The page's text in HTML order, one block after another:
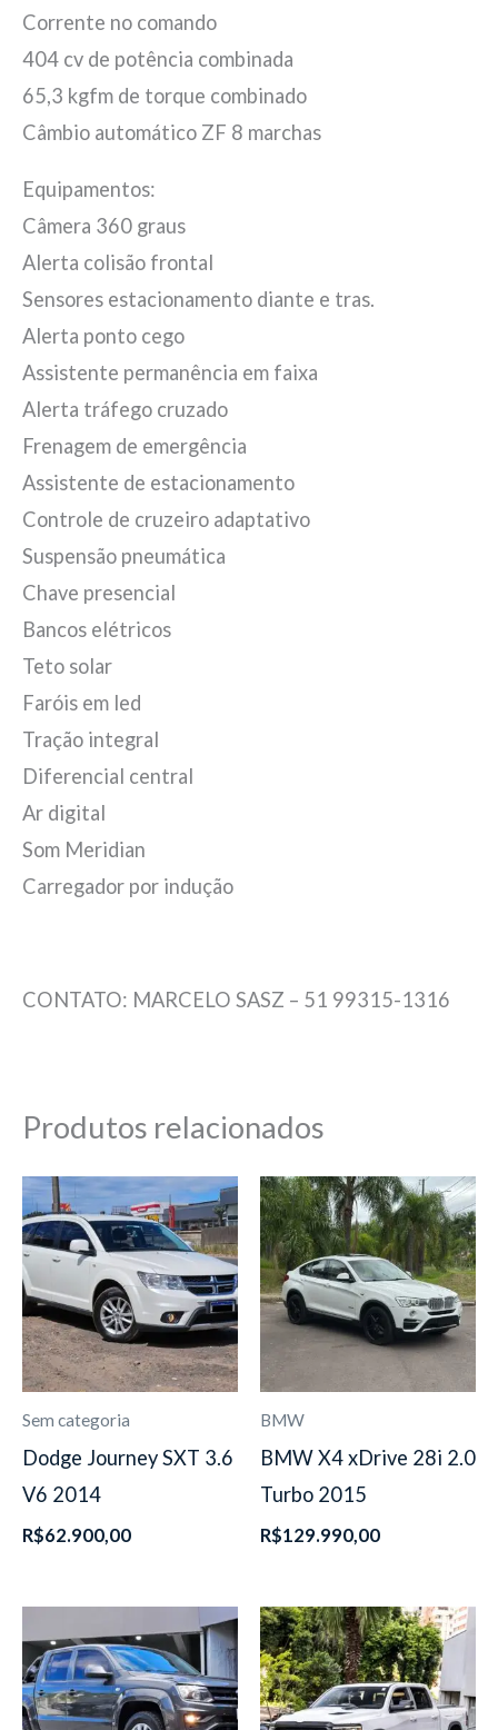
Corrente no comando
404 cv de potência combinada
65,3 kgfm de torque combinado
Câmbio automático ZF 8 marchas
Equipamentos:
Câmera 360 graus
Alerta colisão frontal
Sensores estacionamento diante e tras.
Alerta ponto cego
Assistente permanência em faixa
Alerta tráfego cruzado
Frenagem de emergência
Assistente de estacionamento
Controle de cruzeiro adaptativo
Suspensão pneumática
Chave presencial
Bancos elétricos
Teto solar
Faróis em led
Tração integral
Diferencial central
Ar digital
Som Meridian
Carregador por indução
CONTATO: MARCELO SASZ – 51 99315-1316
Produtos relacionados
Sem categoria
Dodge Journey SXT 3.6
V6 2014
R$62.900,00
BMW
BMW X4 xDrive 28i 2.0
Turbo 2015
R$129.990,00